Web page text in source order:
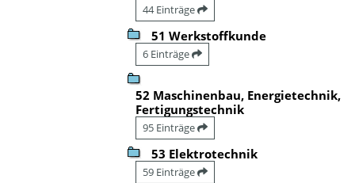
44 Einträge
51 Werkstoffkunde
6 Einträge
52 Maschinenbau, Energietechnik,
Fertigungstechnik
95 Einträge
53 Elektrotechnik
59 Einträge